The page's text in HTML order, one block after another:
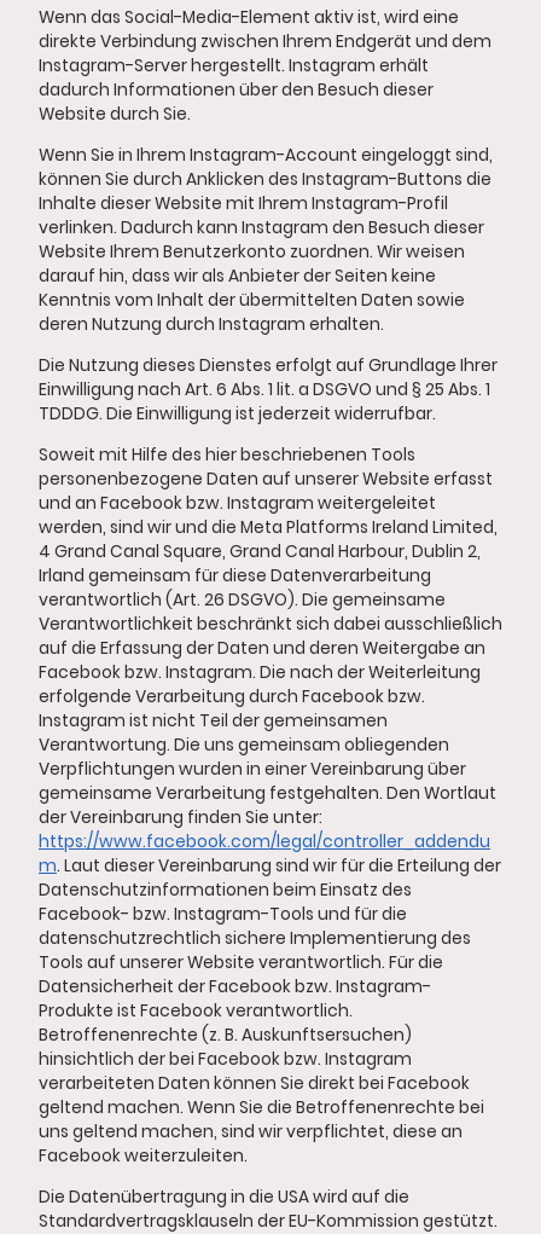
Wenn das Social-Media-Element aktiv ist, wird eine
direkte Verbindung zwischen Ihrem Endgerät und dem
Instagram-Server hergestellt. Instagram erhält
dadurch Informationen über den Besuch dieser
Website durch Sie.
Wenn Sie in Ihrem Instagram-Account eingeloggt sind,
können Sie durch Anklicken des Instagram-Buttons die
Inhalte dieser Website mit Ihrem Instagram-Profil
verlinken. Dadurch kann Instagram den Besuch dieser
Website Ihrem Benutzerkonto zuordnen. Wir weisen
darauf hin, dass wir als Anbieter der Seiten keine
Kenntnis vom Inhalt der übermittelten Daten sowie
deren Nutzung durch Instagram erhalten.
Die Nutzung dieses Dienstes erfolgt auf Grundlage Ihrer
Einwilligung nach Art. 6 Abs. 1 lit. a DSGVO und § 25 Abs. 1
TDDDG. Die Einwilligung ist jederzeit widerrufbar.
Soweit mit Hilfe des hier beschriebenen Tools
personenbezogene Daten auf unserer Website erfasst
und an Facebook bzw. Instagram weitergeleitet
werden, sind wir und die Meta Platforms Ireland Limited,
4 Grand Canal Square, Grand Canal Harbour, Dublin 2,
Irland gemeinsam für diese Datenverarbeitung
verantwortlich (Art. 26 DSGVO). Die gemeinsame
Verantwortlichkeit beschränkt sich dabei ausschließlich
auf die Erfassung der Daten und deren Weitergabe an
Facebook bzw. Instagram. Die nach der Weiterleitung
erfolgende Verarbeitung durch Facebook bzw.
Instagram ist nicht Teil der gemeinsamen
Verantwortung. Die uns gemeinsam obliegenden
Verpflichtungen wurden in einer Vereinbarung über
gemeinsame Verarbeitung festgehalten. Den Wortlaut
der Vereinbarung finden Sie unter:
https://www.facebook.com/legal/controller_addendu
m. Laut dieser Vereinbarung sind wir für die Erteilung der
Datenschutzinformationen beim Einsatz des
Facebook- bzw. Instagram-Tools und für die
datenschutzrechtlich sichere Implementierung des
Tools auf unserer Website verantwortlich. Für die
Datensicherheit der Facebook bzw. Instagram-
Produkte ist Facebook verantwortlich.
Betroffenenrechte (z. B. Auskunftsersuchen)
hinsichtlich der bei Facebook bzw. Instagram
verarbeiteten Daten können Sie direkt bei Facebook
geltend machen. Wenn Sie die Betroffenenrechte bei
uns geltend machen, sind wir verpflichtet, diese an
Facebook weiterzuleiten.
Die Datenübertragung in die USA wird auf die
Standardvertragsklauseln der EU-Kommission gestützt.